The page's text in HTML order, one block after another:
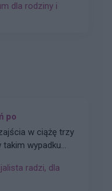
dla rodziny i
po
w ciążę trzy
takim wypadku
coś się nie
radzi, dla